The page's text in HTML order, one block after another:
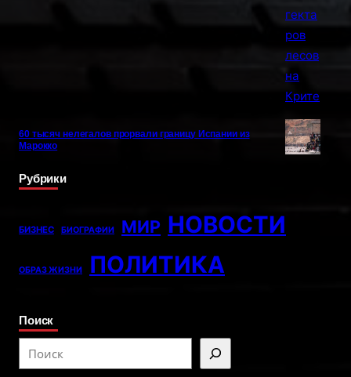
60 тысяч нелегалов прорвали границу Испании из
Марокко
Рубрики
БИЗНЕС БИОГРАФИИ МИР НОВОСТИ
ОБРАЗ ЖИЗНИ ПОЛИТИКА
Поиск
e